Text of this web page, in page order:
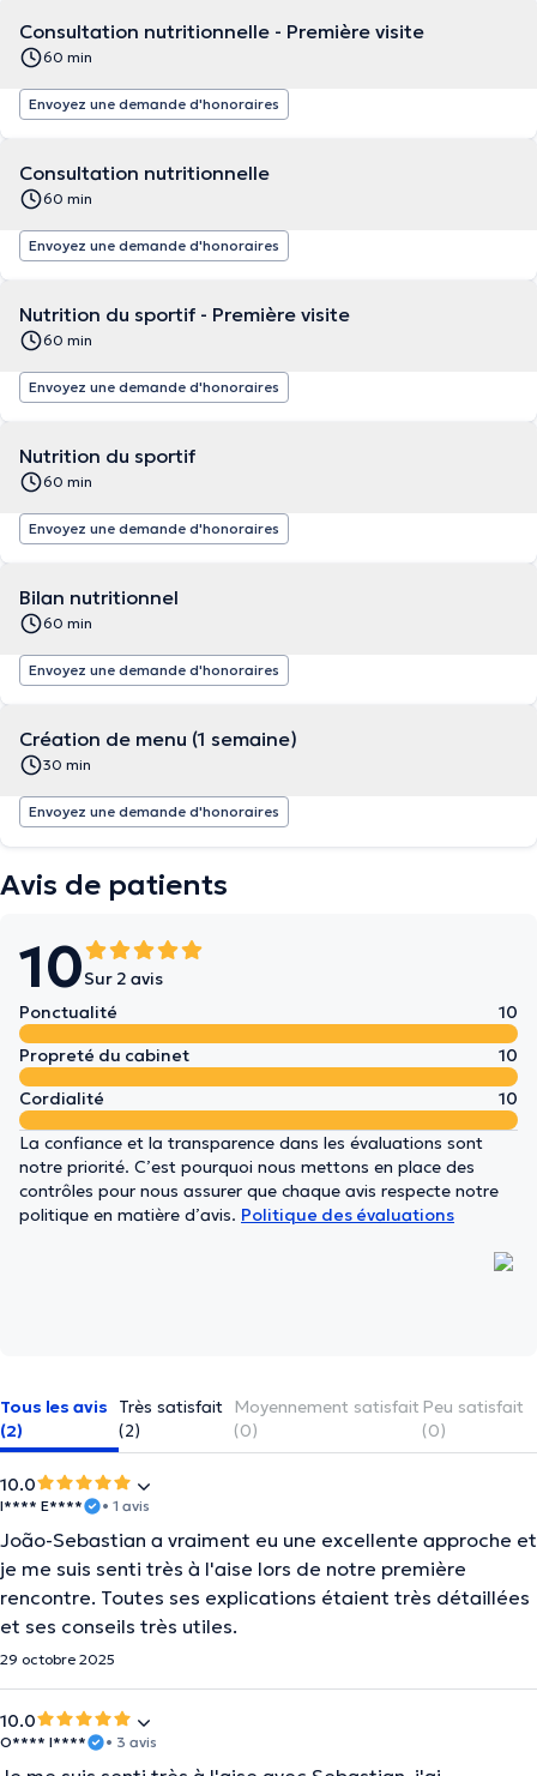
Consultation nutritionnelle - Première visite
60 min
Envoyez une demande d'honoraires
Consultation nutritionnelle
60 min
Envoyez une demande d'honoraires
Nutrition du sportif - Première visite
60 min
Envoyez une demande d'honoraires
Nutrition du sportif
60 min
Envoyez une demande d'honoraires
Bilan nutritionnel
60 min
Envoyez une demande d'honoraires
Création de menu (1 semaine)
30 min
Envoyez une demande d'honoraires
Avis de patients
10Sur 2 avis
Ponctualité
10
Propreté du cabinet
10
Cordialité
10
La confiance et la transparence dans les évaluations sont
notre priorité. C’est pourquoi nous mettons en place des
contrôles pour nous assurer que chaque avis respecte notre
politique en matière d’avis. Politique des évaluations
Tous les avis
(2)
Très satisfait
(2)
Moyennement satisfait
(0)
Peu satisfait
(0)
10.0
I**** E**** • 1 avis
João-Sebastian a vraiment eu une excellente approche et
je me suis senti très à l'aise lors de notre première
rencontre. Toutes ses explications étaient très détaillées
et ses conseils très utiles.
29 octobre 2025
10.0
O**** I**** • 3 avis